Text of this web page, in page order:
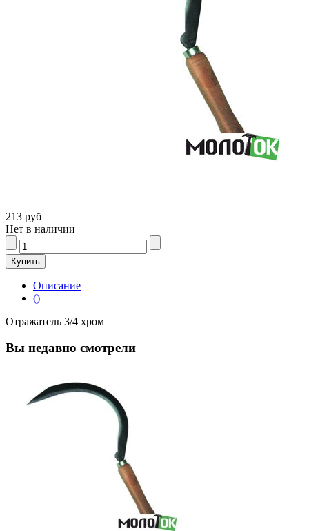
213 руб
Нет в наличии
Описание
()
Отражатель 3/4 хром
Вы недавно смотрели